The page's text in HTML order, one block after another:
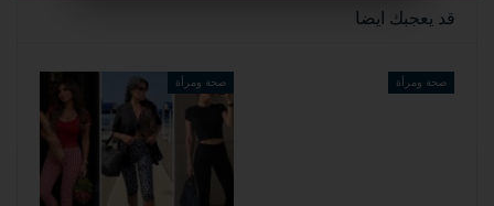
قد يعجبك ايضا
صحة ومرأة صحة ومرأة